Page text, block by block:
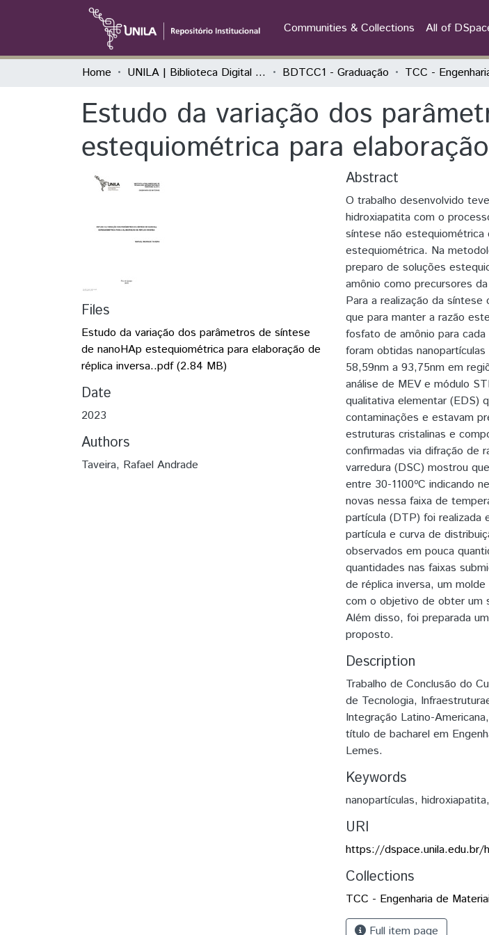
Communities & Collections All of
Home UNILA | Biblioteca Digital de Trabalhos de Conclusão de Curso BDTCC1 - Graduação
Estudo da variação dos
estequiométrica para
Files
Estudo da variação dos parâmetros de síntese
de nanoHAp estequiométrica para elaboração de
réplica inversa..pdf(2.84 MB)
Date
2023
Authors
Taveira, Rafael Andrade
Abstract
O trabalho desenvolvido
hidroxiapatita com o
síntese não estequiométrica
estequiométrica. Na
preparo de soluções
amônio como precursores
Para a realização da
que para manter a razão
fosfato de amônio para
foram obtidas
58,59nm a 93,75nm em
análise de MEV e módulo
qualitativa elementar (EDS)
contaminações e estavam
estruturas cristalinas e
confirmadas via difração de
varredura (DSC) mostrou
entre 30-1100ºC indicando
novas nessa faixa de
partícula (DTP) foi realizada
partícula e curva de
observados em pouca
quantidades nas faixas
de réplica inversa, um
com o objetivo de obter um
Além disso, foi preparada
proposto.
Description
Trabalho de Conclusão do
de Tecnologia,
Integração Latino-
título de bacharel em
Lemes.
Keywords
nanopartículas, hidroxiapatita,
URI
https://dspace.unila.edu.br/
Collections
TCC - Engenharia de
Full item page